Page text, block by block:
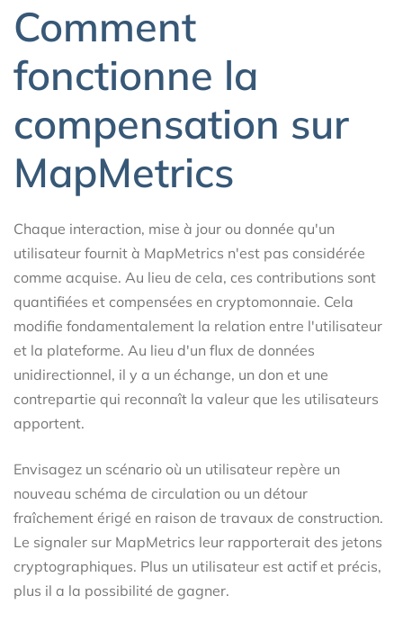
Comment
fonctionne la
compensation sur
MapMetrics
Chaque interaction, mise à jour ou donnée qu'un
utilisateur fournit à MapMetrics n'est pas considérée
comme acquise. Au lieu de cela, ces contributions sont
quantifiées et compensées en cryptomonnaie. Cela
modifie fondamentalement la relation entre l'utilisateur
et la plateforme. Au lieu d'un flux de données
unidirectionnel, il y a un échange, un don et une
contrepartie qui reconnaît la valeur que les utilisateurs
apportent.
Envisagez un scénario où un utilisateur repère un
nouveau schéma de circulation ou un détour
fraîchement érigé en raison de travaux de construction.
Le signaler sur MapMetrics leur rapporterait des jetons
cryptographiques. Plus un utilisateur est actif et précis,
plus il a la possibilité de gagner.